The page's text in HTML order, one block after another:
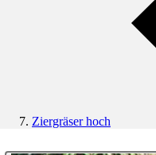
Ziergräser hoch